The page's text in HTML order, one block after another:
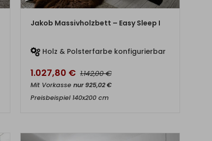
ZUM PRODUKT
Jakob Massivholzbett – Easy Sleep I
Holz & Polsterfarbe konfigurierbar
1.027,80 € 1.142,00€
Mit Vorkasse nur925,02€
Preisbeispiel 140x200 cm